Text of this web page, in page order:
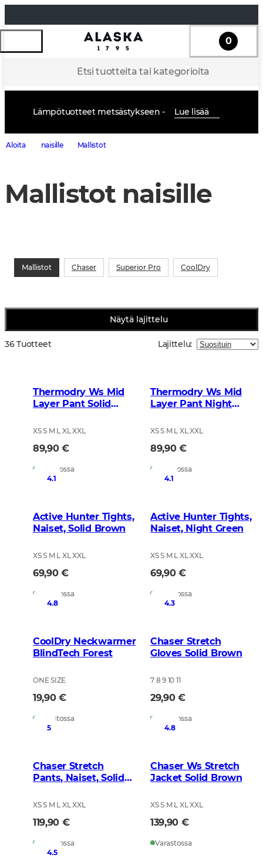
Etsi tuotteita tai kategorioita
0
Lämpötuotteet metsästykseen - Lue lisää
Aloita naisille Mallistot
Mallistot naisille
Mallistot Chaser Superior Pro CoolDry
Näytä lajittelu
36 Tuotteet Lajittelu:
Thermodry Ws Mid
Layer Pant Solid
XS S M L XL XXL
89,90 €
Varastossa
Thermodry Ws Mid
Layer Pant Night
XS S M L XL XXL
89,90 €
Varastossa
4.1
Active Hunter Tights,
Naiset, Solid Brown
XS S M L XL XXL
69,90 €
Varastossa
4.1
Active Hunter Tights,
Naiset, Night Green
XS S M L XL XXL
69,90 €
Varastossa
4.8
CoolDry Neckwarmer
BlindTech Forest
ONE SIZE
19,90 €
Varastossa
4.3
Chaser Stretch
Gloves Solid Brown
7 8 9 10 11
29,90 €
Varastossa
5
Chaser Stretch
Pants, Naiset, Solid
XS S M L XL XXL
119,90 €
Varastossa
4.8
Chaser Ws Stretch
Jacket Solid Brown
XS S M L XL XXL
139,90 €
Varastossa
4.5